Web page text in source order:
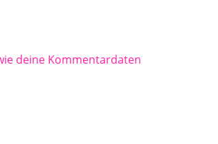
deine Kommentardaten